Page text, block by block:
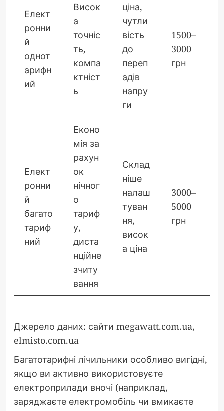
Елект
ронни
й
однот
арифн
ий
Висок
а
точніс
ть,
компа
ктніст
ь
ціна,
чутли
вість
до
переп
адів
напру
ги
1500–
3000
грн
Елект
ронни
й
багато
тариф
ний
Еконо
мія за
рахун
ок
нічног
о
тариф
у,
диста
нційне
зчиту
вання
Склад
ніше
налаш
туван
ня,
висок
а ціна
3000–
5000
грн
Джерело даних: сайти megawatt.com.ua,
elmisto.com.ua
Багатотарифні лічильники особливо вигідні,
якщо ви активно використовуєте
електроприлади вночі (наприклад,
заряджаєте електромобіль чи вмикаєте